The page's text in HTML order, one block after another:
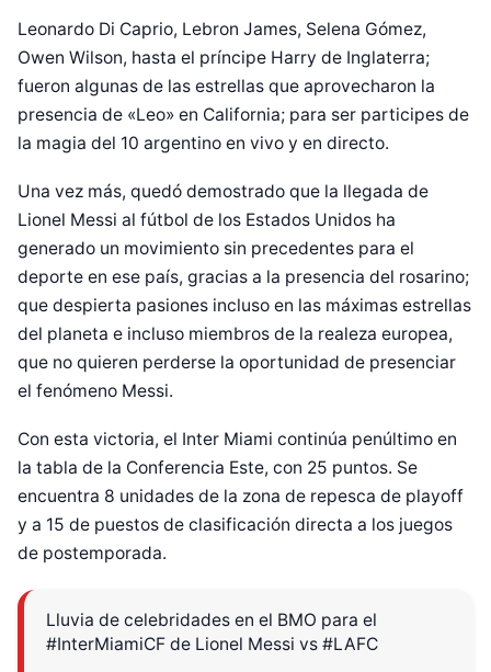
Leonardo Di Caprio, Lebron James, Selena Gómez,
Owen Wilson, hasta el príncipe Harry de Inglaterra;
fueron algunas de las estrellas que aprovecharon la
presencia de «Leo» en California; para ser participes de
la magia del 10 argentino en vivo y en directo.
Una vez más, quedó demostrado que la llegada de
Lionel Messi al fútbol de los Estados Unidos ha
generado un movimiento sin precedentes para el
deporte en ese país, gracias a la presencia del rosarino;
que despierta pasiones incluso en las máximas estrellas
del planeta e incluso miembros de la realeza europea,
que no quieren perderse la oportunidad de presenciar
el fenómeno Messi.
Con esta victoria, el Inter Miami continúa penúltimo en
la tabla de la Conferencia Este, con 25 puntos. Se
encuentra 8 unidades de la zona de repesca de playoff
y a 15 de puestos de clasificación directa a los juegos
de postemporada.
Lluvia de celebridades en el BMO para el
#InterMiamiCF de Lionel Messi vs #LAFC
Diseñado por Shiro